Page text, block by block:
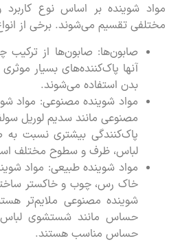
شوینده بر اساس نوع کاربرد و
تقسیم می‌شوند. برخی از انواع رایج
صابون‌ها: صابون‌ها از ترکیب
آنها پاک‌کننده‌های بسیار موثری
بدن استفاده می‌شوند.
مواد شوینده مصنوعی: مواد
مصنوعی مانند سدیم لوریل سولفات
پاک‌کنندگی بیشتری نسبت به
لباس، ظرف و سطوح مختلف
مواد شوینده طبیعی: مواد شوینده
خاک رس، چوب و خاکستر ساخته
شوینده مصنوعی ملایم‌تر هستند
حساس مانند شستشوی لباس
حساس مناسب هستند.